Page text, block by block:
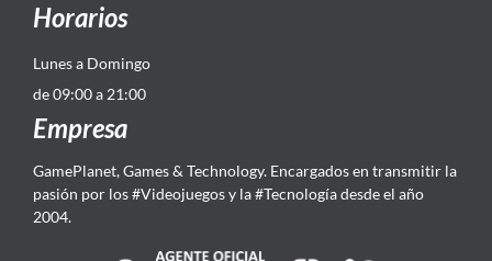
Horarios
Lunes a Domingo
de 09:00 a 21:00
Empresa
GamePlanet, Games & Technology. Encargados en transmitir la
pasión por los #Videojuegos y la #Tecnología desde el año
2004.